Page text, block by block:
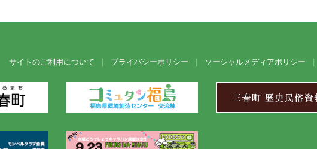
サイトのご利用について プライバシーポリシー ソーシャルメディアポリシー